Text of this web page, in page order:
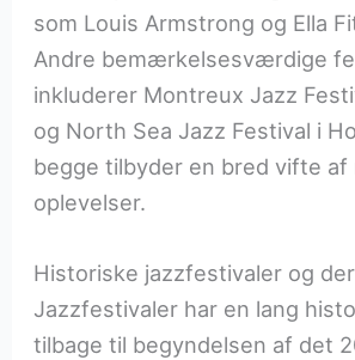
som Louis Armstrong og Ella
Andre bemærkelsesværdige
inkluderer Montreux Jazz
og North Sea Jazz Festival i
begge tilbyder en bred vifte af
oplevelser.
Historiske jazzfestivaler og
Jazzfestivaler har en lang
tilbage til begyndelsen af det